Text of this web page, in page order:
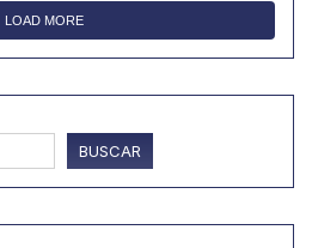
LOAD MORE
BUSCAR